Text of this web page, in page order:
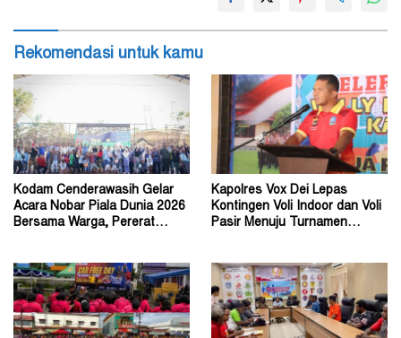
Rekomendasi untuk kamu
Kodam Cenderawasih Gelar
Acara Nobar Piala Dunia 2026
Bersama Warga, Pererat
Kapolres Vox Dei Lepas
Kontingen Voli Indoor dan Voli
Pasir Menuju Turnamen